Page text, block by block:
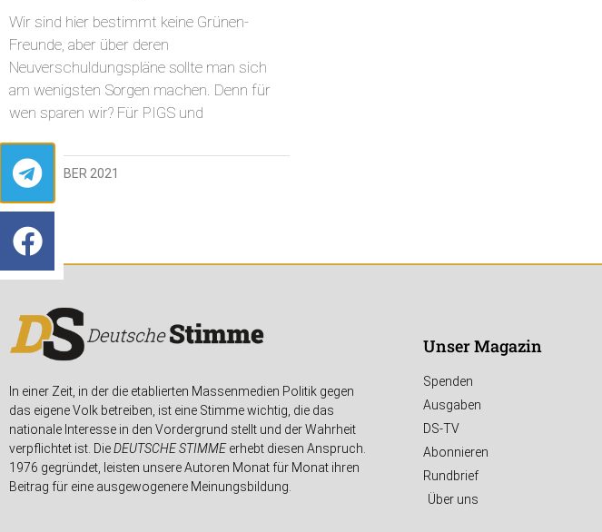
Wir sind hier bestimmt keine Grünen-
Freunde, aber über deren
Neuverschuldungspläne sollte man sich
am wenigsten Sorgen machen. Denn für
wen sparen wir? Für PIGS und
21. OKTOBER 2021
In einer Zeit, in der die etablierten Massenmedien Politik gegen
das eigene Volk betreiben, ist eine Stimme wichtig, die das
nationale Interesse in den Vordergrund stellt und der Wahrheit
verpflichtet ist. DieDEUTSCHE STIMMEerhebt diesen Anspruch.
1976 gegründet, leisten unsere Autoren Monat für Monat ihren
Beitrag für eine ausgewogenere Meinungsbildung.
Unser Magazin
Spenden
Ausgaben
DS-TV
Abonnieren
Rundbrief
Über uns